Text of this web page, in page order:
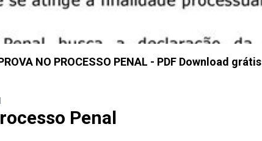
NO PROCESSO PENAL - PDF Download grátis
Penal